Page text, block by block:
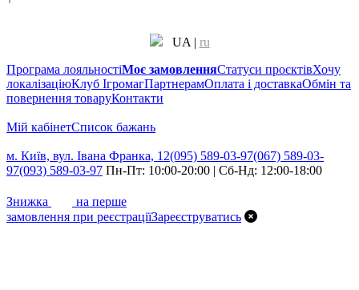
UA | ru
Програма лояльностіМоє замовленняСтатуси проєктівХочу
локалізаціюКлуб ІгромагПартнерамОплата і доставкаОбмін та
повернення товаруКонтакти
Мій кабінетCписок бажань
м. Київ, вул. Івана Франка, 12(095) 589-03-97(067) 589-03-
97(093) 589-03-97 Пн-Пт: 10:00-20:00 | Сб-Нд: 12:00-18:00
Знижка
на перше
замовлення при реєстраціїЗареєструватись